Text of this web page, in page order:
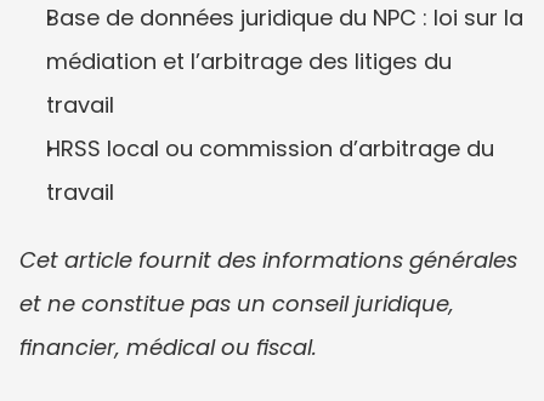
Base de données juridique du NPC : loi sur la
médiation et l’arbitrage des litiges du
travail
HRSS local ou commission d’arbitrage du
travail
Cet article fournit des informations générales
et ne constitue pas un conseil juridique,
financier, médical ou fiscal.